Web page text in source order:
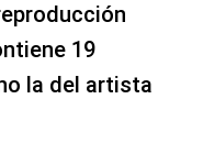
19
la del artista